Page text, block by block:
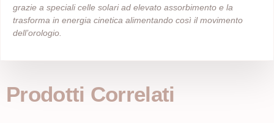
grazie a speciali celle solari ad elevato assorbimento e la
trasforma in energia cinetica alimentando così il movimento
dell’orologio.
Prodotti Correlati